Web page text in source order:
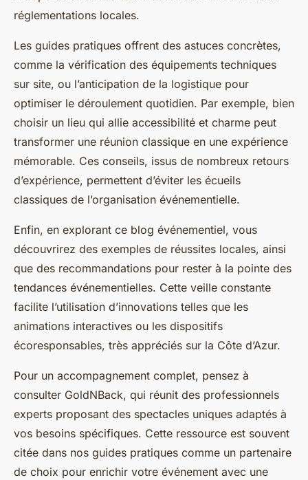
réglementations locales.
Les guides pratiques offrent des astuces concrètes,
comme la vérification des équipements techniques
sur site, ou l’anticipation de la logistique pour
optimiser le déroulement quotidien. Par exemple, bien
choisir un lieu qui allie accessibilité et charme peut
transformer une réunion classique en une expérience
mémorable. Ces conseils, issus de nombreux retours
d’expérience, permettent d’éviter les écueils
classiques de l’organisation événementielle.
Enfin, en explorant ce blog événementiel, vous
découvrirez des exemples de réussites locales, ainsi
que des recommandations pour rester à la pointe des
tendances événementielles. Cette veille constante
facilite l’utilisation d’innovations telles que les
animations interactives ou les dispositifs
écoresponsables, très appréciés sur la Côte d’Azur.
Pour un accompagnement complet, pensez à
consulter GoldNBack, qui réunit des professionnels
experts proposant des spectacles uniques adaptés à
vos besoins spécifiques. Cette ressource est souvent
citée dans nos guides pratiques comme un partenaire
de choix pour enrichir votre événement avec une